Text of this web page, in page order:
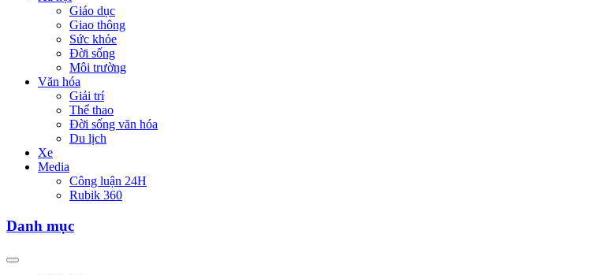
Giáo dục
Giao thông
Sức khỏe
Đời sống
Môi trường
Văn hóa
Giải trí
Thể thao
Đời sống văn hóa
Du lịch
Xe
Media
Công luận 24H
Rubik 360
Danh mục